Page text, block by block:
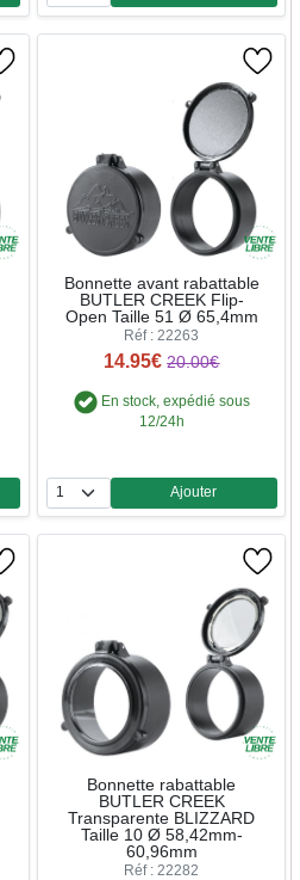
Bonnette avant rabattable
BUTLER CREEK Flip-
Open Taille 51 Ø 65,4mm
Réf : 22263
14.95€ 20.00€
En stock, expédié sous
12/24h
Quantité
Ajouter
Bonnette rabattable
BUTLER CREEK
Transparente BLIZZARD
Taille 10 Ø 58,42mm-
60,96mm
Réf : 22282